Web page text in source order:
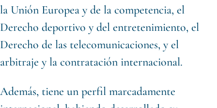
la Unión Europea y de la competencia, el
Derecho deportivo y del entretenimiento, el
Derecho de las telecomunicaciones, y el
arbitraje y la contratación internacional.
Además, tiene un perfil marcadamente